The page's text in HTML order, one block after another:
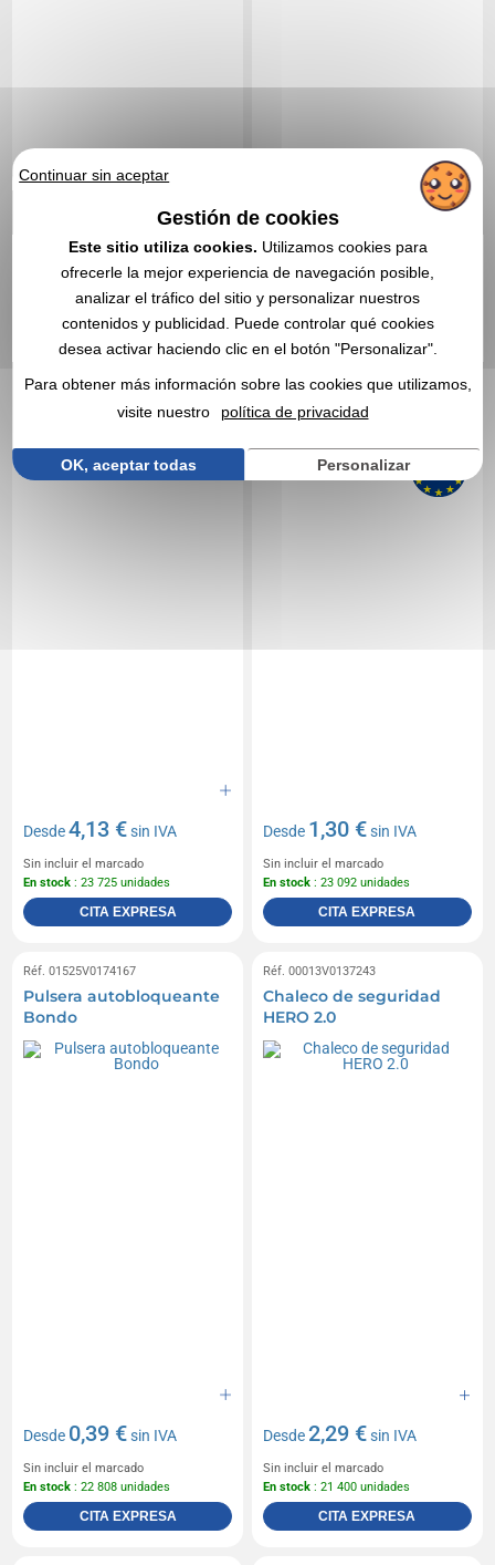
sin IVA
En stock: 28 993 unidades
CITA EXPRESA
Desde1,59 €
En stock: 26 144 unidades
CITA EXPRESA
Chaleco de alta
Desde4,13 €sin IVA
Sin incluir el marcado
En stock : 23 725 unidades
CITA EXPRESA
Brazalete reflectante de
seguridad Hitz
Desde 1,30 €sin IVA
Sin incluir el marcado
En stock : 23 092 unidades
CITA EXPRESA
Réf. 01525V0174167
Pulsera autobloqueante
Bondo
Desde 0,39 €sin IVA
Sin incluir el marcado
En stock : 22 808 unidades
CITA EXPRESA
Réf. 00013V0137243
Chaleco de seguridad
HERO 2.0
Desde2,29 €sin IVA
Sin incluir el marcado
En stock : 21 400 unidades
CITA EXPRESA
Continuar sin aceptar
Gestión de cookies
Este sitio utiliza cookies. Utilizamos cookies para
ofrecerle la mejor experiencia de navegación posible,
analizar el tráfico del sitio y personalizar nuestros
contenidos y publicidad. Puede controlar qué cookies
desea activar haciendo clic en el botón "Personalizar".
Para obtener más información sobre las cookies que utilizamos,
visite nuestro
política de privacidad
OK, aceptar todas Personalizar